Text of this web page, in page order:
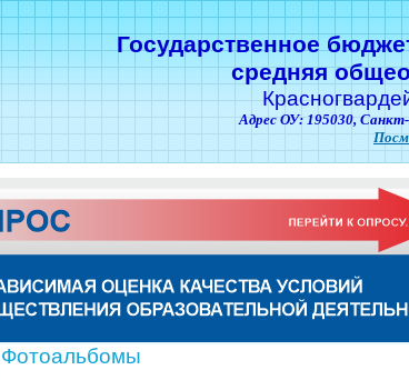
Государственное
средняя
Адрес ОУ: 195030, Санкт-
Фотоальбомы